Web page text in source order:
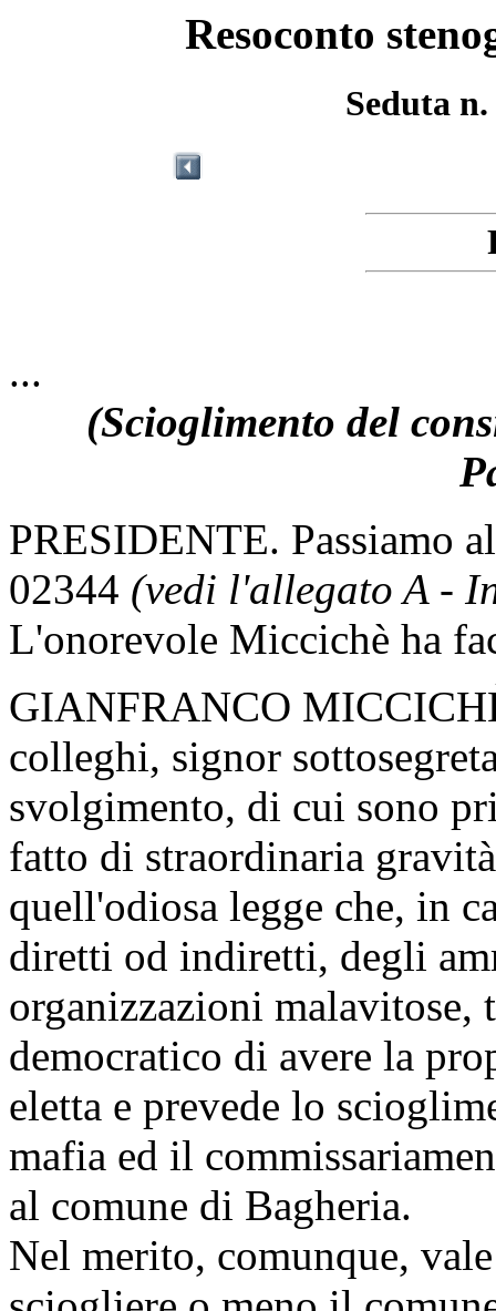
Resoconto
Seduta
...
(Scioglimento del
PRESIDENTE. Passiamo
02344 (vedi l'allegato A -
L'onorevole Miccichè ha
GIANFRANCO
colleghi, signor
svolgimento, di cui sono
fatto di straordinaria
quell'odiosa legge che, in
diretti od indiretti, degli
organizzazioni
democratico di avere la
eletta e prevede lo
mafia ed il
al comune di Bagheria.
Nel merito, comunque,